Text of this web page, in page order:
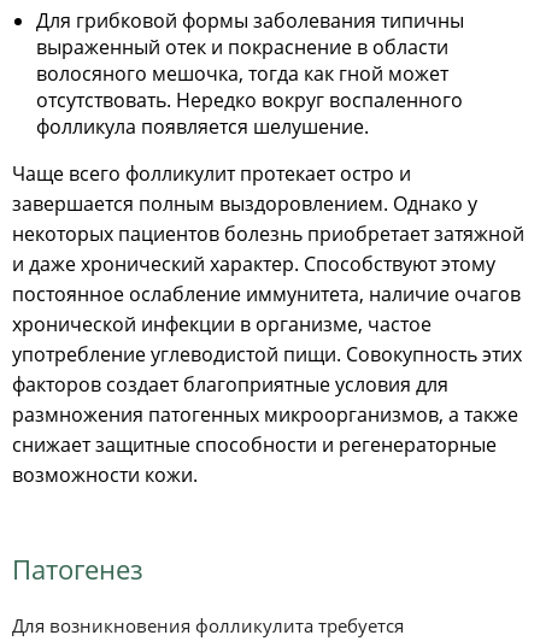
Для грибковой формы заболевания типичны
выраженный отек и покраснение в области
волосяного мешочка, тогда как гной может
отсутствовать. Нередко вокруг воспаленного
фолликула появляется шелушение.
Чаще всего фолликулит протекает остро и
завершается полным выздоровлением. Однако у
некоторых пациентов болезнь приобретает затяжной
и даже хронический характер. Способствуют этому
постоянное ослабление иммунитета, наличие очагов
хронической инфекции в организме, частое
употребление углеводистой пищи. Совокупность этих
факторов создает благоприятные условия для
размножения патогенных микроорганизмов, а также
снижает защитные способности и регенераторные
возможности кожи.
Патогенез
Для возникновения фолликулита требуется